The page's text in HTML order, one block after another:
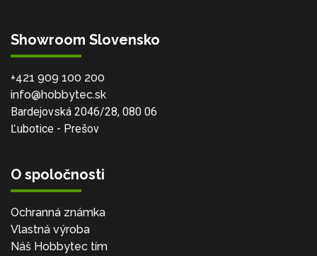
Showroom Slovensko
+421 909 100 200
info@hobbytec.sk
Bardejovská 2046/28, 080 06
Ľubotice - Prešov
O spoločnosti
Ochranná známka
Vlastná výroba
Náš Hobbytec tím